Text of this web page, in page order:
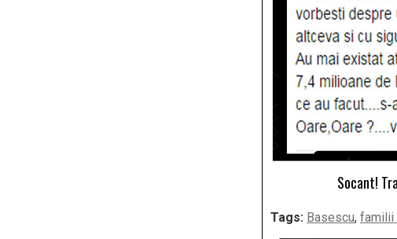
Socant!
Tags: Basescu, familii